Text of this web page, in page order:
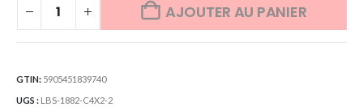
AJOUTER AU PANIER
GTIN: 5905451839740
UGS : LBS-1882-C4X2-2